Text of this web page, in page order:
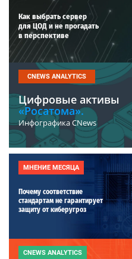
Как выбрать сервер
для ЦОД и не прогадать
в перспективе
CNEWS ANALYTICS
Цифровые активы
«Росатома».
Инфографика CNews
МНЕНИЕ МЕСЯЦА
Почему соответствие
стандартам не гарантирует
защиту от киберугроз
CNEWS ANALYTICS